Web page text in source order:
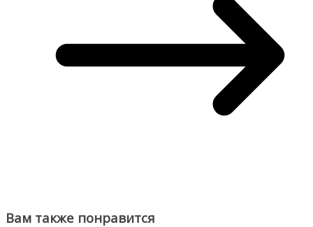
Вам также понравится